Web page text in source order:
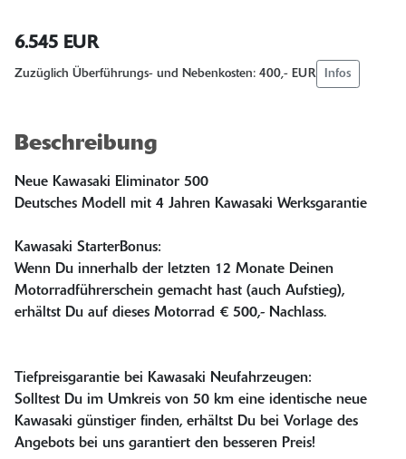
6.545 EUR
Zuzüglich Überführungs- und Nebenkosten: 400,- EUR Infos
Beschreibung
Neue Kawasaki Eliminator 500
Deutsches Modell mit 4 Jahren Kawasaki Werksgarantie
Kawasaki StarterBonus:
Wenn Du innerhalb der letzten 12 Monate Deinen
Motorradführerschein gemacht hast (auch Aufstieg),
erhältst Du auf dieses Motorrad € 500,- Nachlass.
Tiefpreisgarantie bei Kawasaki Neufahrzeugen:
Solltest Du im Umkreis von 50 km eine identische neue
Kawasaki günstiger finden, erhältst Du bei Vorlage des
Angebots bei uns garantiert den besseren Preis!